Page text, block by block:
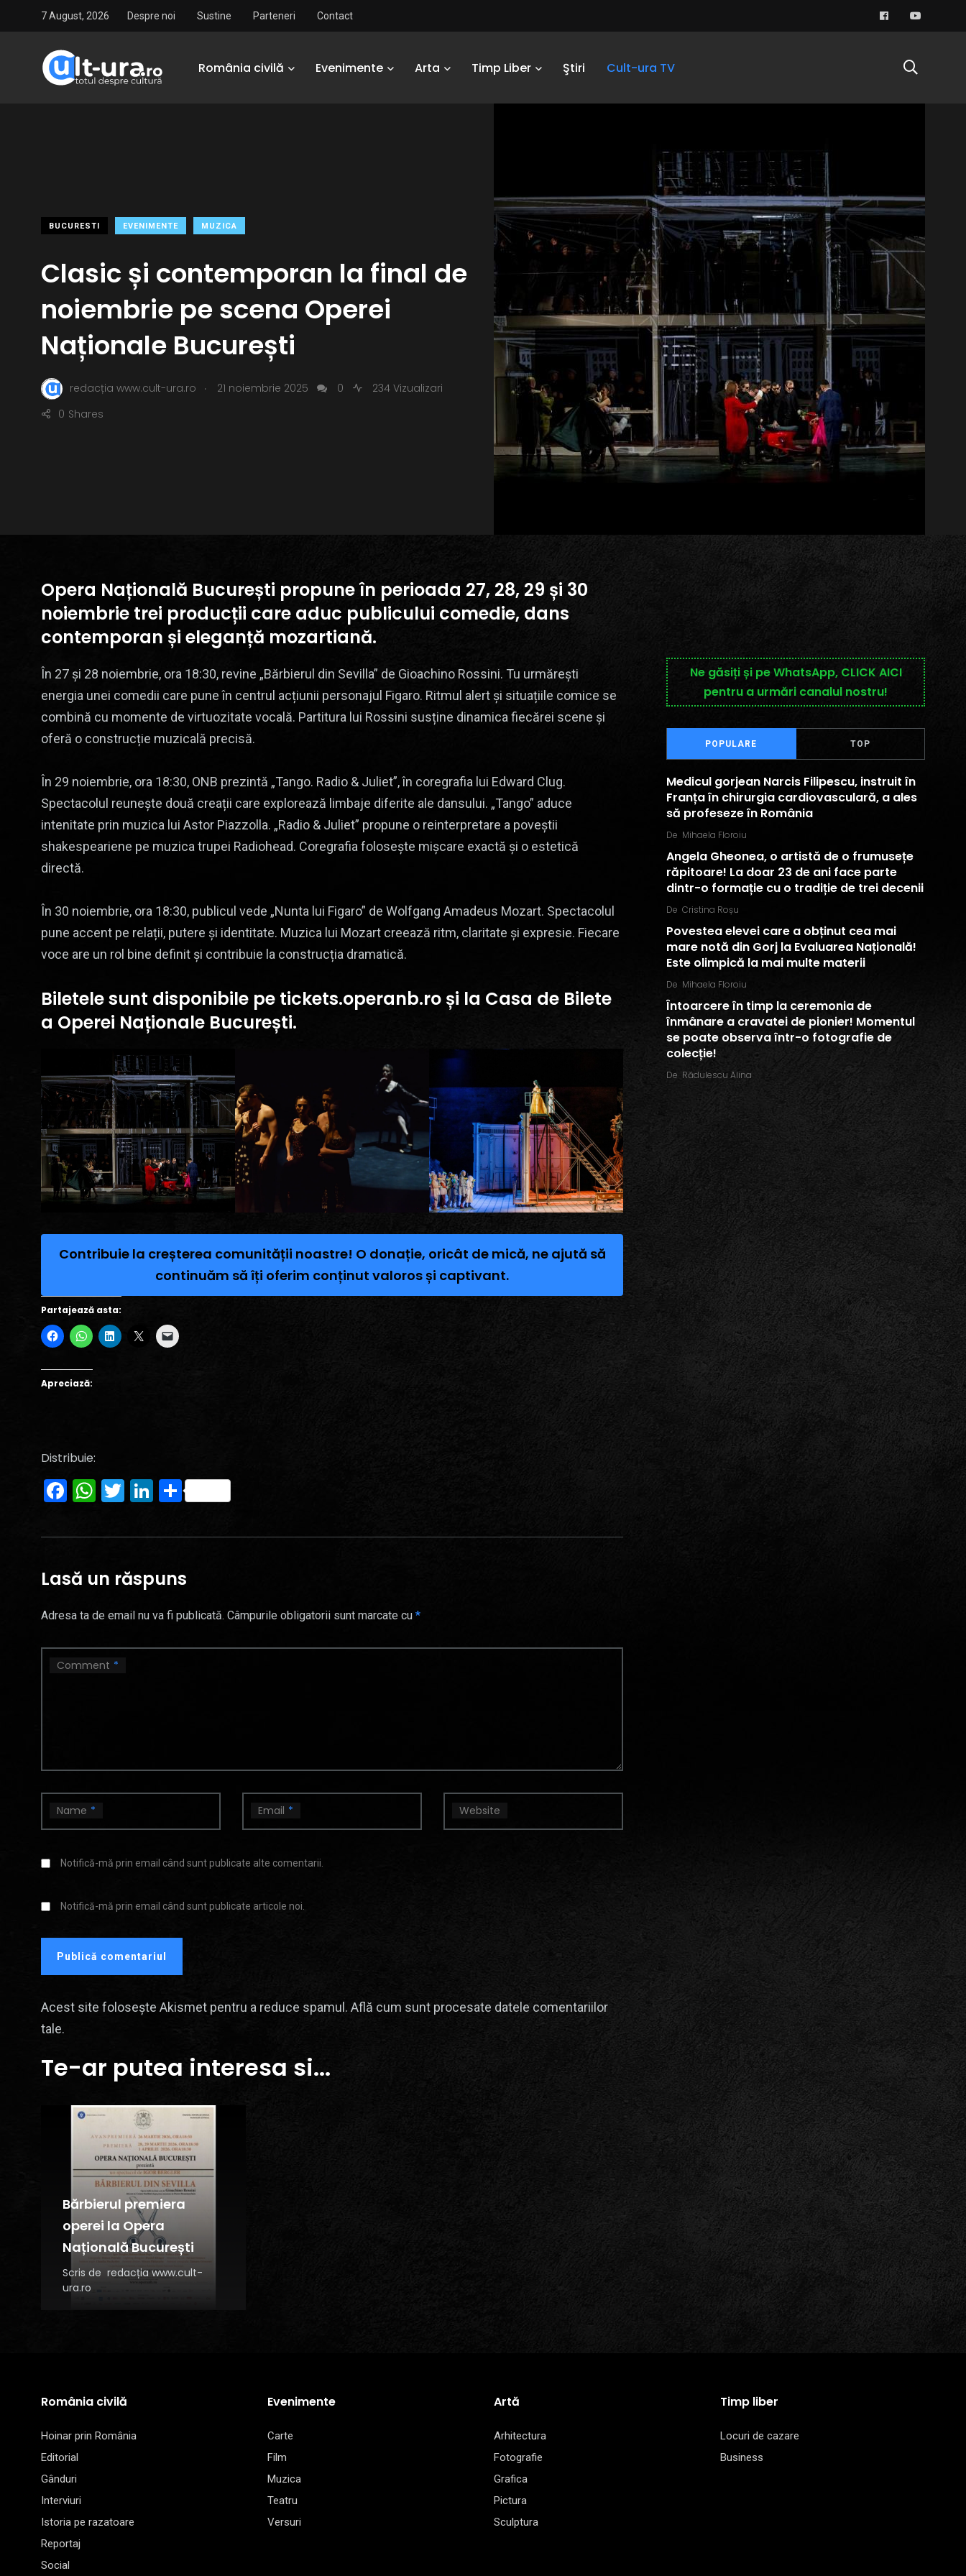
7 August, 2026 Despre noi Sustine Parteneri Contact
România civilă Evenimente Arta Timp Liber Ştiri Cult-ura TV
BUCURESTI EVENIMENTE MUZICA
Clasic și contemporan la final de
noiembrie pe scena Operei
Naționale București
redacția www.cult-ura.ro . 21 noiembrie 2025 0
234 Vizualizari
Shares
0
Opera Națională București propune în perioada 27, 28, 29 și 30
noiembrie trei producții care aduc publicului comedie, dans
contemporan și eleganță mozartiană.
În 27 și 28 noiembrie, ora 18:30, revine „Bărbierul din Sevilla” de Gioachino Rossini. Tu urmărești
energia unei comedii care pune în centrul acțiunii personajul Figaro. Ritmul alert și situațiile comice se
combină cu momente de virtuozitate vocală. Partitura lui Rossini susține dinamica fiecărei scene și
oferă o construcție muzicală precisă.
În 29 noiembrie, ora 18:30, ONB prezintă „Tango. Radio & Juliet”, în coregrafia lui Edward Clug.
Spectacolul reunește două creații care explorează limbaje diferite ale dansului. „Tango” aduce
intenitate prin muzica lui Astor Piazzolla. „Radio & Juliet” propune o reinterpretare a poveștii
shakespeariene pe muzica trupei Radiohead. Coregrafia folosește mișcare exactă și o estetică
directă.
În 30 noiembrie, ora 18:30, publicul vede „Nunta lui Figaro” de Wolfgang Amadeus Mozart. Spectacolul
pune accent pe relații, putere și identitate. Muzica lui Mozart creează ritm, claritate și expresie. Fiecare
voce are un rol bine definit și contribuie la construcția dramatică.
Biletele sunt disponibile pe tickets.operanb.ro și la Casa de Bilete
a Operei Naționale București.
Contribuie la creșterea comunității noastre! O donație, oricât de mică, ne ajută să
continuăm să îți oferim conținut valoros și captivant.
Partajează asta:
Apreciază:
Distribuie:
Facebook
WhatsApp
Twitter
LinkedIn
Partajează
Lasă un răspuns
Adresa ta de email nu va fi publicată. Câmpurile obligatorii sunt marcate cu *
Comment *
Name * Email * Website
Notifică-mă prin email când sunt publicate alte comentarii.
Notifică-mă prin email când sunt publicate articole noi.
Acest site folosește Akismet pentru a reduce spamul. Află cum sunt procesate datele comentariilor
tale.
Ne găsiți și pe WhatsApp, CLICK AICI
pentru a urmări canalul nostru!
POPULARE TOP
Medicul gorjean Narcis Filipescu, instruit în
Franța în chirurgia cardiovasculară, a ales
să profeseze în România
De Mihaela Floroiu
Angela Gheonea, o artistă de o frumusețe
răpitoare! La doar 23 de ani face parte
dintr-o formație cu o tradiție de trei decenii
De Cristina Roșu
Povestea elevei care a obținut cea mai
mare notă din Gorj la Evaluarea Națională!
Este olimpică la mai multe materii
De Mihaela Floroiu
Întoarcere în timp la ceremonia de
înmânare a cravatei de pionier! Momentul
se poate observa într-o fotografie de
colecție!
De Rădulescu Alina
Te-ar putea interesa si...
Bărbierul premiera
operei la Opera
Națională București
Scris de redacția www.cult-
ura.ro
România civilă
Hoinar prin România
Editorial
Gânduri
Interviuri
Istoria pe razatoare
Reportaj
Social
Evenimente
Carte
Film
Muzica
Teatru
Versuri
Artă
Arhitectura
Fotografie
Grafica
Pictura
Sculptura
Timp liber
Locuri de cazare
Business